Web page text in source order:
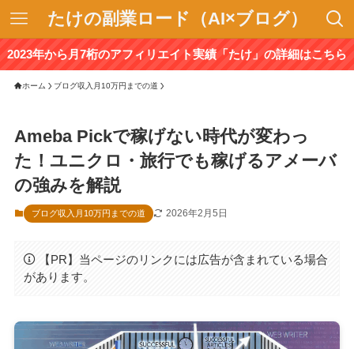
たけの副業ロード（AI×ブログ）
2023年から月7桁のアフィリエイト実績「たけ」の詳細はこちら
ホーム ブログ収入月10万円までの道
Ameba Pickで稼げない時代が変わっ
た！ユニクロ・旅行でも稼げるアメーバ
の強みを解説
ブログ収入月10万円までの道 2026年2月5日
【PR】当ページのリンクには広告が含まれている場合
があります。